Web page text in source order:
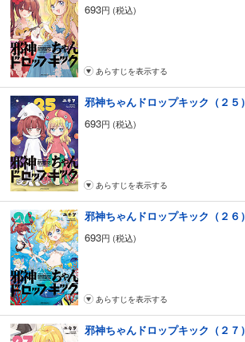
693円 (税込)
あらすじを表示する
邪神ちゃんドロップキック（２５）
693円 (税込)
あらすじを表示する
邪神ちゃんドロップキック（２６）
693円 (税込)
あらすじを表示する
邪神ちゃんドロップキック（２７）